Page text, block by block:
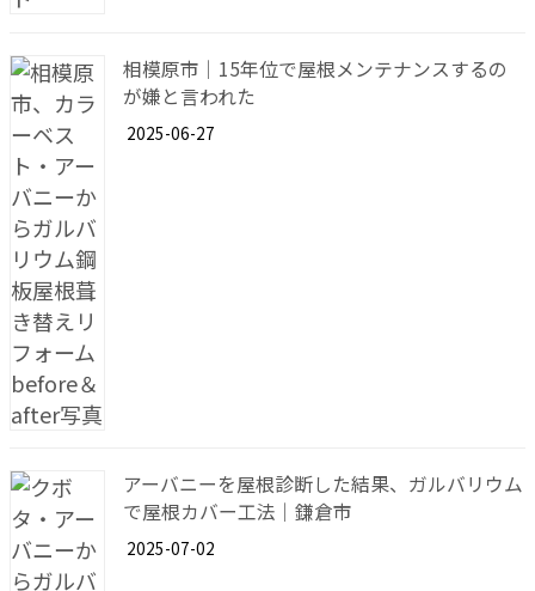
相模原市｜15年位で屋根メンテナンスするの
が嫌と言われた
2025-06-27
アーバニーを屋根診断した結果、ガルバリウム
で屋根カバー工法｜鎌倉市
2025-07-02